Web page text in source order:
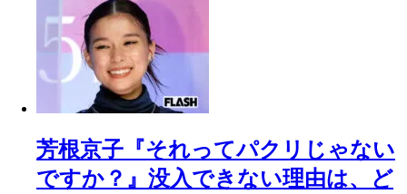
芳根京子『それってパクリじゃない
ですか？』没入できない理由は、ど